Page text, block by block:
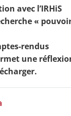
avec l’IRHiS
«
rendus
une